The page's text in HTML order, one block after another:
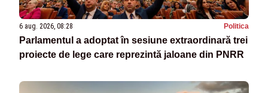
6 aug. 2026, 08:28 Politica
Parlamentul a adoptat în sesiune extraordinară trei
proiecte de lege care reprezintă jaloane din PNRR